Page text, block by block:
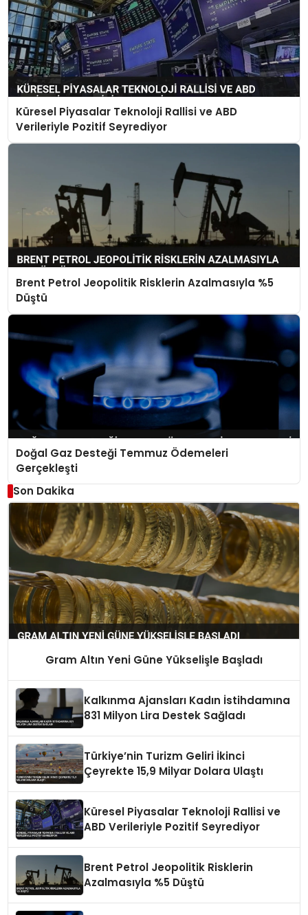
Küresel Piyasalar Teknoloji Rallisi ve ABD
Verileriyle Pozitif Seyrediyor
Brent Petrol Jeopolitik Risklerin Azalmasıyla %5
Düştü
Doğal Gaz Desteği Temmuz Ödemeleri
Gerçekleşti
Son Dakika
Gram Altın Yeni Güne Yükselişle Başladı
Kalkınma Ajansları Kadın İstihdamına
831 Milyon Lira Destek Sağladı
Türkiye’nin Turizm Geliri İkinci
Çeyrekte 15,9 Milyar Dolara Ulaştı
Küresel Piyasalar Teknoloji Rallisi ve
ABD Verileriyle Pozitif Seyrediyor
Brent Petrol Jeopolitik Risklerin
Azalmasıyla %5 Düştü